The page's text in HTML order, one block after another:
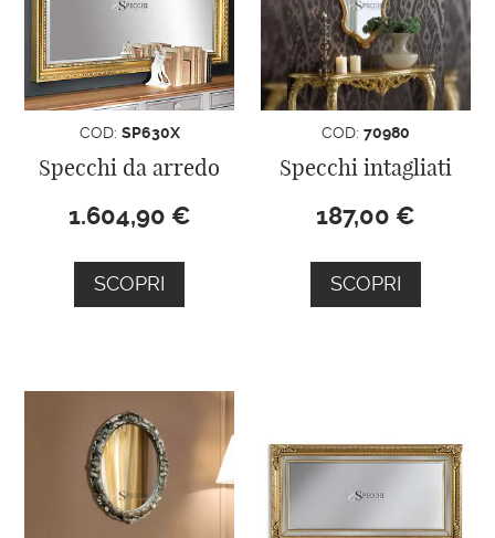
COD: SP630X
Specchi da arredo
1.604,90 €
SCOPRI
COD: 70980
Specchi intagliati
187,00 €
SCOPRI